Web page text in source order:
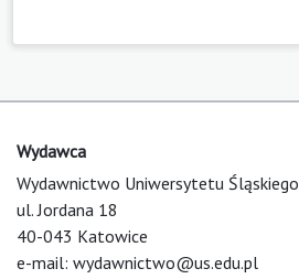
Wydawca
Wydawnictwo Uniwersytetu Śląskiego
ul. Jordana 18
40-043 Katowice
e-mail: wydawnictwo@us.edu.pl